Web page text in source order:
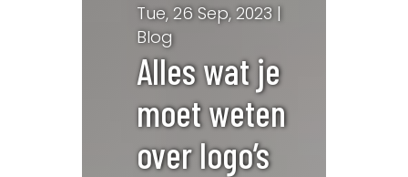
Tue, 26 Sep, 2023 |
Blog
Alles wat je
moet weten
over logo’s